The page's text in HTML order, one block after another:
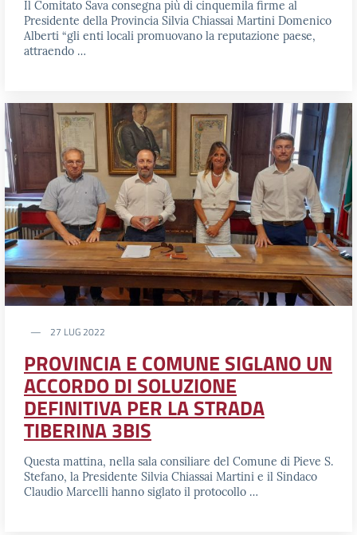
Il Comitato Sava consegna più di cinquemila firme al
Presidente della Provincia Silvia Chiassai Martini Domenico
Alberti “gli enti locali promuovano la reputazione paese,
attraendo …
27 LUG 2022
PROVINCIA E COMUNE SIGLANO UN
ACCORDO DI SOLUZIONE
DEFINITIVA PER LA STRADA
TIBERINA 3BIS
Questa mattina, nella sala consiliare del Comune di Pieve S.
Stefano, la Presidente Silvia Chiassai Martini e il Sindaco
Claudio Marcelli hanno siglato il protocollo …